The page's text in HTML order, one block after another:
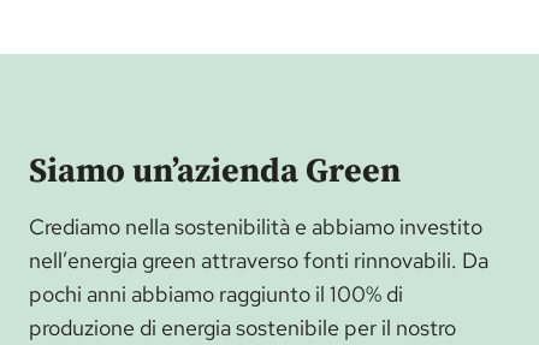
Siamo un’azienda Green
Crediamo nella sostenibilità e abbiamo investito
nell’energia green attraverso fonti rinnovabili. Da
pochi anni abbiamo raggiunto il 100% di
produzione di energia sostenibile per il nostro